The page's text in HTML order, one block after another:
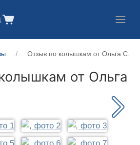
Отзыв по колышкам от Ольга С.
от Ольга